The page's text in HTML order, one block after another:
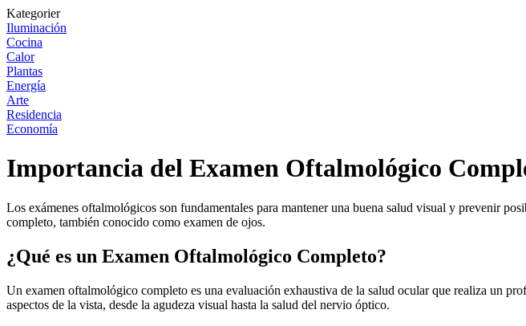
Kategorier
Iluminación
Cocina
Calor
Plantas
Energía
Arte
Residencia
Economía
Importancia del Examen Oftalmológico
Los exámenes oftalmológicos son fundamentales para mantener una buena salud visual y prevenir
completo, también conocido como examen de ojos.
¿Qué es un Examen Oftalmológico Completo?
Un examen oftalmológico completo es una evaluación exhaustiva de la salud ocular que realiza un
aspectos de la vista, desde la agudeza visual hasta la salud del nervio óptico.